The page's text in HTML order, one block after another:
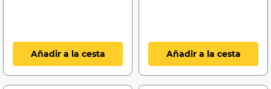
Añadir a la cesta Añadir a la cesta